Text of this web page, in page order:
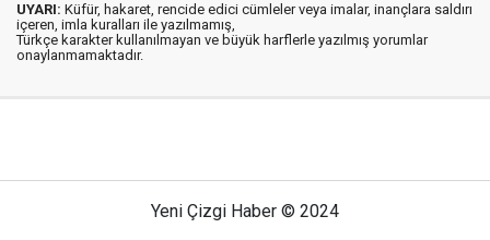
UYARI: Küfür, hakaret, rencide edici cümleler veya imalar, inançlara saldırı
içeren, imla kuralları ile yazılmamış,
Türkçe karakter kullanılmayan ve büyük harflerle yazılmış yorumlar
onaylanmamaktadır.
Yeni Çizgi Haber © 2024